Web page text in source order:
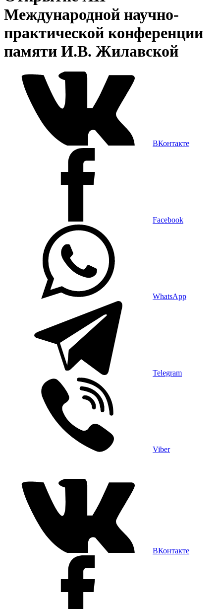
Международной научно-
практической конференции
памяти И.В. Жилавской
ВКонтакте
Facebook
WhatsApp
Telegram
Viber
ВКонтакте